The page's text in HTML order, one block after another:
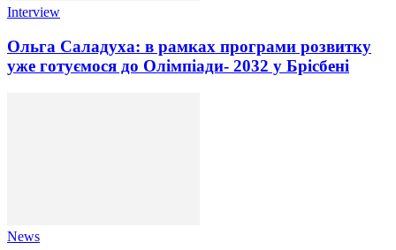
Interview
Ольга Саладуха: в рамках програми розвитку
уже готуємося до Олімпіади- 2032 у Брісбені
News